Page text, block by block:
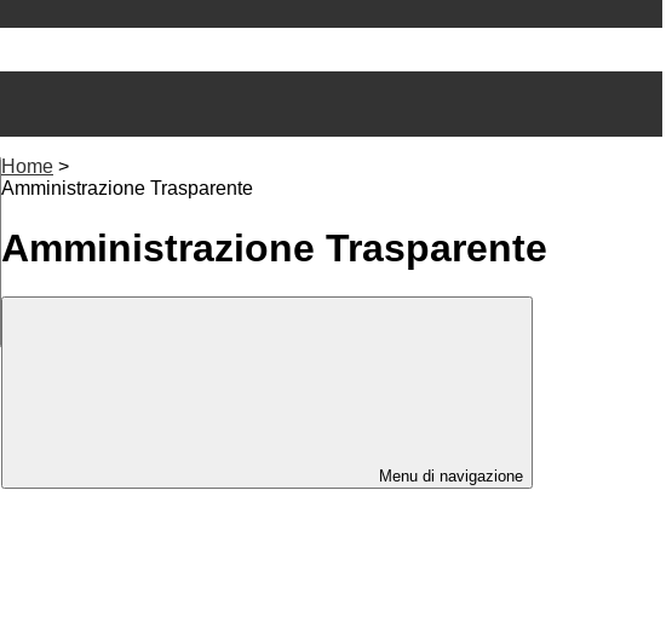
Home >
Amministrazione Trasparente
Amministrazione Trasparente
Menu di navigazione